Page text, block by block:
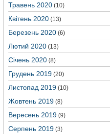
Травень 2020 (10)
Квітень 2020 (13)
Березень 2020 (6)
Лютий 2020 (13)
Січень 2020 (8)
Грудень 2019 (20)
Листопад 2019 (10)
Жовтень 2019 (8)
Вересень 2019 (9)
Серпень 2019 (3)